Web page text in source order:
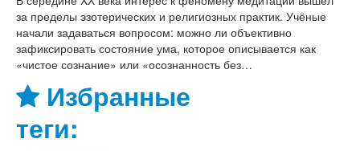
за пределы эзотерических и религиозных практик. Учёные
начали задаваться вопросом: можно ли объективно
зафиксировать состояние ума, которое описывается как
«чистое сознание» или «осознанность без…
Избранные
теги: